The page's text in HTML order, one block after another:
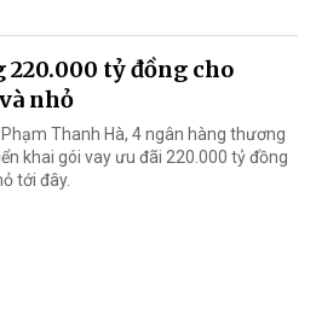
220.000 tỷ đồng cho
nhỏ
Thanh Hà, 4 ngân hàng thương
khai gói vay ưu đãi 220.000 tỷ đồng
tới đây.